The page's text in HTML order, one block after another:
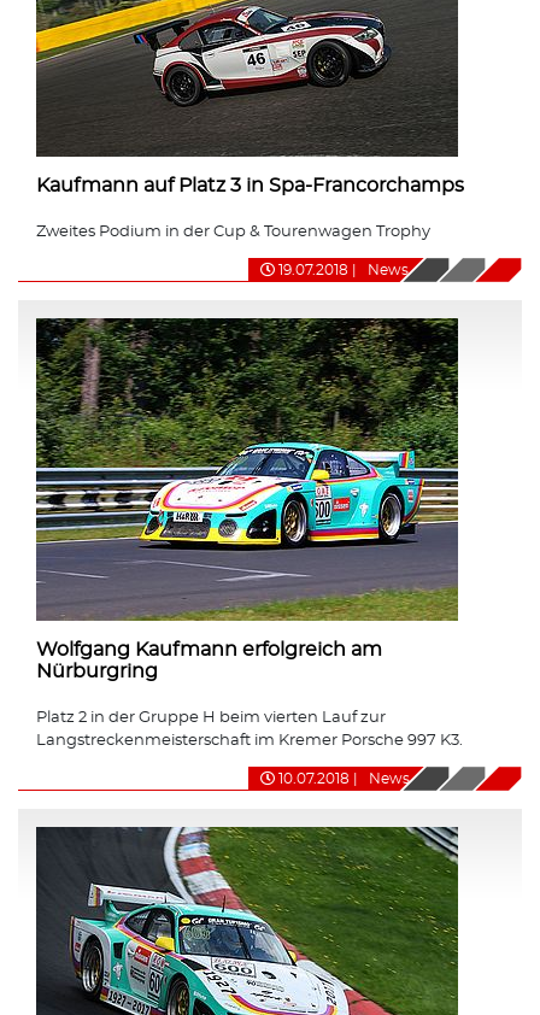
Kaufmann auf Platz 3 in Spa-Francorchamps
Zweites Podium in der Cup & Tourenwagen Trophy
19.07.2018 News
Wolfgang Kaufmann erfolgreich am
Nürburgring
Platz 2 in der Gruppe H beim vierten Lauf zur
Langstreckenmeisterschaft im Kremer Porsche 997 K3.
10.07.2018 News